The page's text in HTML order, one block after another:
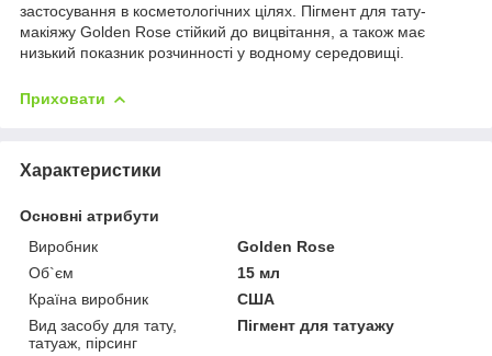
застосування в косметологічних цілях. Пігмент для тату-
макіяжу Golden Rose стійкий до вицвітання, а також має
низький показник розчинності у водному середовищі.
Приховати
Характеристики
Основні атрибути
Виробник
Golden Rose
Об`єм
15 мл
Країна виробник
США
Вид засобу для тату,
татуаж, пірсинг
Пігмент для татуажу